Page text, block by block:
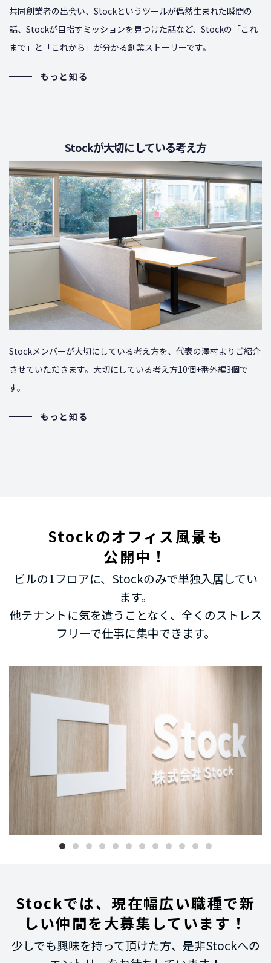
共同創業者の出会い、Stockというツールが偶然生まれた瞬間の
話、Stockが目指すミッションを見つけた話など、Stockの「これ
まで」と「これから」が分かる創業ストーリーです。
もっと知る
Stockが大切にしている考え方
Stockメンバーが大切にしている考え方を、代表の澤村よりご紹介
させていただきます。大切にしている考え方10個+番外編3個で
す。
もっと知る
Stockのオフィス風景も
公開中！
ビルの1フロアに、Stockのみで単独入居してい
ます。
他テナントに気を遣うことなく、全くのストレス
フリーで仕事に集中できます。
Stockでは、現在幅広い職種で新
しい仲間を大募集しています！
少しでも興味を持って頂けた方、是非Stockへの